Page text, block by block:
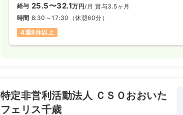
給与 25.5〜32.1万円/月 賞与3.5ヶ月
時間 8:30～17:30 （休憩60分）
4週8休以上
特定非営利活動法人 ＣＳＯおおいた
フェリス千歳